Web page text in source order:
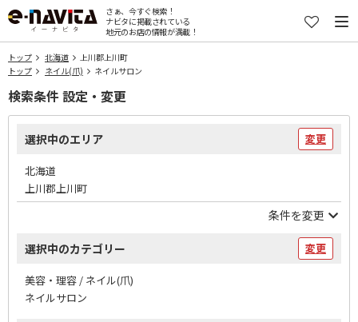
さぁ、今すぐ検索！
ナビタに掲載されている
地元のお店の情報が満載！
トップ 北海道
上川郡上川町
トップ
ネイル(爪) ネイルサロン
検索条件 設定・変更
選択中のエリア 変更
北海道
上川郡上川町
条件を変更
選択中のカテゴリー 変更
美容・理容 / ネイル(爪)
ネイルサロン